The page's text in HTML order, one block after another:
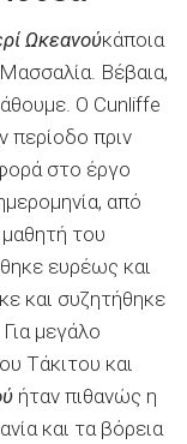
Ωκεανούκάποια
Βέβαια,
Ο Cunliffe
περίοδο πριν
στο έργο
από
του
ευρέως και
και συζητήθηκε
μεγάλο
Τάκιτου και
ήταν πιθανώς η
και τα βόρεια